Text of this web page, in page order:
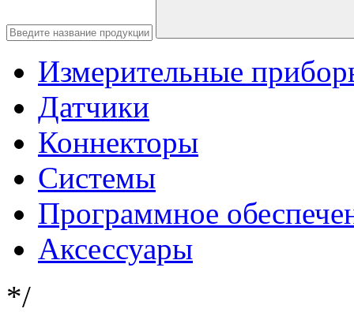
Измерительные
Датчики
Коннекторы
Системы
Программное
Аксессуары
*/